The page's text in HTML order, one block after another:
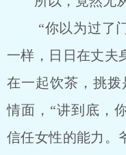
“你以为过了门
一样，日日在丈夫
在一起饮茶，挑拨
情面，“讲到底，
信任女性的能力。